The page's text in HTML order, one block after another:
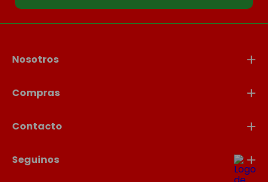
Nosotros
Compras
Contacto
Seguinos